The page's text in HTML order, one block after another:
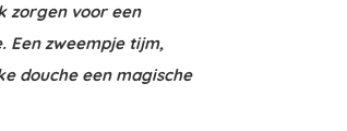
zorgen voor een
Een zweempje tijm,
douche een magische